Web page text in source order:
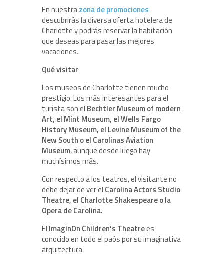
En nuestrazona de promociones
descubrirás la diversa oferta hotelera de
Charlotte y podrás reservar la habitación
que deseas para pasar las mejores
vacaciones.
Qué visitar
Los museos de Charlotte tienen mucho
prestigio. Los más interesantes para el
turista son el Bechtler Museum of modern
Art, el Mint Museum, el Wells Fargo
History Museum, el Levine Museum of the
New South o el Carolinas Aviation
Museum, aunque desde luego hay
muchísimos más.
Con respecto a los teatros, el visitante no
debe dejar de ver el Carolina Actors Studio
Theatre, el Charlotte Shakespeare o la
Opera de Carolina.
El ImaginOn Children’s Theatrees
conocido en todo el paós por su imaginativa
arquitectura.